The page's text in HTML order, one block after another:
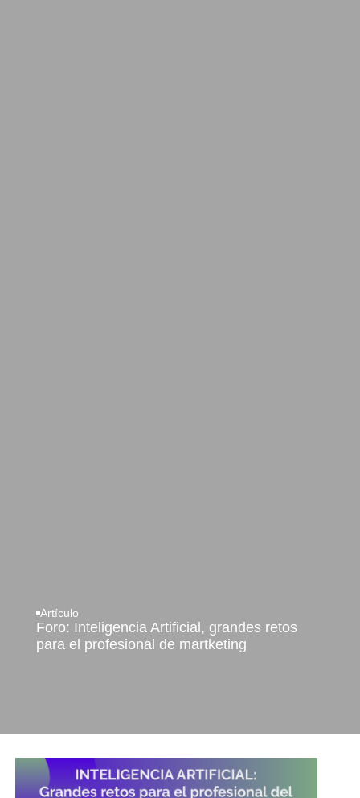
Artículo
Foro: Inteligencia Artificial, grandes retos
para el profesional de martketing